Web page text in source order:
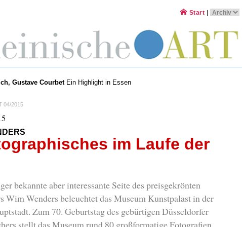
Start
Ich, Gustave CourbetEin Highlight in Essen
04/2015
im Laufe der
bekannte aber interessante Seite des preisgekrönten
Wim Wenders beleuchtet das Museum Kunstpalast in der
Zum 70. Geburtstag des gebürtigen Düsseldorfer
stellt das Museum rund 80 großformatige Fotografien,